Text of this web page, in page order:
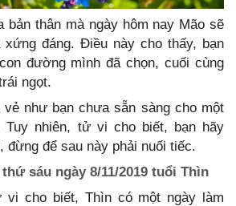
thân mà ngày hôm nay Mão sẽ
xứng đáng. Điều này cho thấy, bạn
đường mình đã chọn, cuối cùng
ngọt.
vẻ như bạn chưa sẵn sàng cho một
Tuy nhiên, tử vi cho biết, bạn hãy
đừng để sau này phải nuối tiếc.
sáu ngày 8/11/2019 tuổi Thìn
vi cho biết, Thìn có một ngày làm